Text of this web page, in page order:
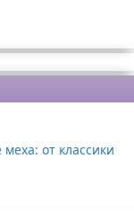
от классики